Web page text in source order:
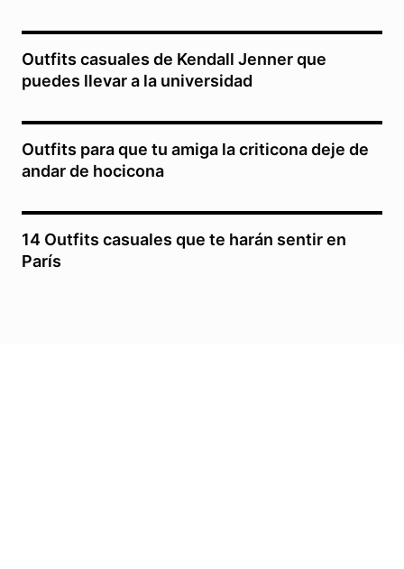
Outfits casuales de Kendall Jenner que
puedes llevar a la universidad
Outfits para que tu amiga la criticona deje de
andar de hocicona
14 Outfits casuales que te harán sentir en
París